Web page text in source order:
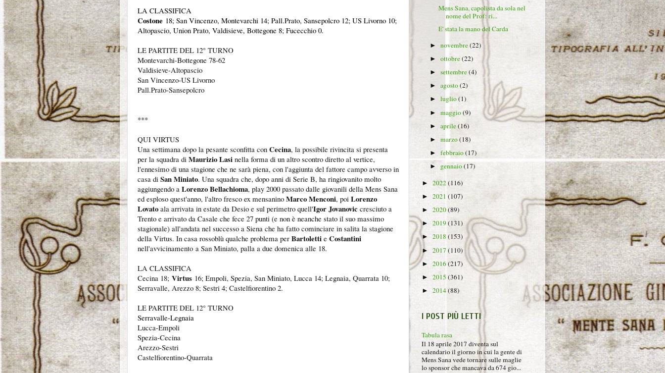
LA CLASSIFICA
Costone 18; San Vincenzo, Montevarchi 14; Pall.Prato, Sansepolcro 12; US Livorno 10;
Altopascio, Union Prato, Valdisieve, Bottegone 8; Fucecchio 0.
LE PARTITE DEL 12° TURNO
Montevarchi-Bottegone 78-62
Valdisieve-Altopascio
San Vincenzo-US Livorno
Pall.Prato-Sansepolcro
***
QUI VIRTUS
Una settimana dopo la pesante sconfitta con Cecina, la possibile rivincita si presenta
per la squadra di Maurizio Lasi nella forma di un altro scontro diretto al vertice,
l'ennesimo di una stagione che ne sarà piena, con l'aggiunta del fattore campo avverso in
casa di San Miniato. Una squadra che, dopo anni di Serie B, ha ringiovanito molto
aggiungendo a Lorenzo Bellachioma, play 2000 passato dalle giovanili della Mens Sana
ed esploso quest'anno, l'altro fresco ex mensanino Marco Menconi, poi Lorenzo
Lovato ala arrivata in estate da Desio e sul perimetro quell'Igor Jovanovic cresciuto a
Trento e arrivato da Casale che fece 27 punti (e non è neanche stato il suo massimo
stagionale) all'andata nel successo a Siena che ha fatto cominciare in salita la stagione
della Virtus. In casa rossoblù qualche problema per Bartoletti e Costantini
nell'avvicinamento a San Miniato, palla a due domenica alle 18.
LA CLASSIFICA
Cecina 18; Virtus 16; Empoli, Spezia, San Miniato, Lucca 14; Legnaia, Quarrata 10;
Serravalle, Arezzo 8; Sestri 4; Castelfiorentino 2.
LE PARTITE DEL 12° TURNO
Serravalle-Legnaia
Lucca-Empoli
Spezia-Cecina
Arezzo-Sestri
Castelfiorentino-Quarrata
Mens Sana, capolista da sola nel
nome del Prof: ri...
E' stata la mano del Carda
►novembre(22)
►ottobre(22)
►settembre(4)
►agosto(2)
►luglio(1)
►maggio(9)
►aprile(16)
►marzo(18)
►febbraio(17)
► gennaio(17)
► 2022(116)
► 2021 (107)
► 2020(89)
► 2019(131)
► 2018 (153)
► 2017 (110)
► 2016(217)
► 2015 (361)
► 2014(88)
I POST PIÙ LETTI
Tabula rasa
Il 18 aprile 2017 diventa sul
calendario il giorno in cui la gente di
Mens Sana vede tornare sulle maglie
lo sponsor che mancava da 674 gio...